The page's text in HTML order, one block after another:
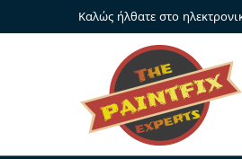
Καλώς ήλθατε στο